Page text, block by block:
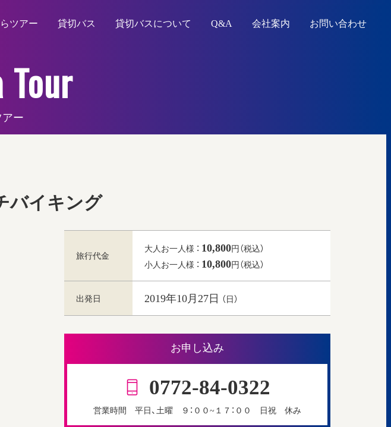
ツアー 貸切バス 貸切バスについて Q&A 会社案内 お問い合わせ
Tour
ー
バイキング
旅行代金
大人お一人様 ： 10,800円（税込）
小人お一人様 ： 10,800円（税込）
出発日 2019年10月27日 （日）
お申し込み
0772-84-0322
営業時間 平日、土曜 ９：００~１７：００ 日祝 休み